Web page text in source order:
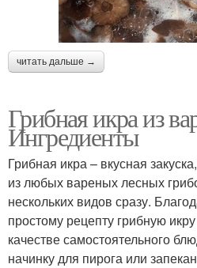
читать дальше →
Грибная икра из
Ингредиенты
Грибная икра – вкусная
из любых вареных лесных
нескольких видов сразу.
простому рецепту грибную
качестве самостоятельного
начинку для пирога или